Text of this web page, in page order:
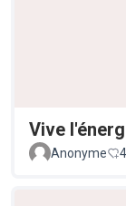
Vive
Anonyme
4